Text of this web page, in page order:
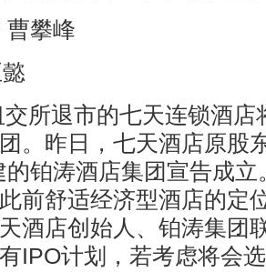
攀峰
交所退市的七天连锁酒店
。昨日，七天酒店原股
铂涛酒店集团宣告成
前舒适经济型酒店的定
酒店创始人、铂涛集团
IPO计划，若考虑将会